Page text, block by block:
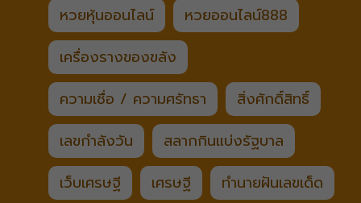
หวยหุ้นออนไลน์
หวยออนไลน์888
เครื่องรางของขลัง
ความเชื่อ / ความศรัทธา
สิ่งศักดิ์สิทธิ์
เลขกำลังวัน
สลากกินแบ่งรัฐบาล
เว็บเศรษฐี
เศรษฐี
ทำนายฝันเลขเด็ด